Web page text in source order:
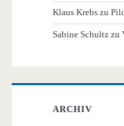
Klaus Krebs zu
Sabine Schultz zu
ARCHIV